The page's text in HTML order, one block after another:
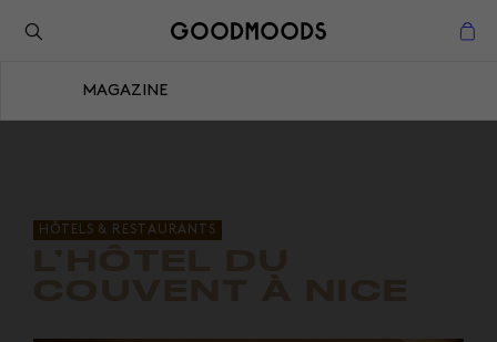
MAGAZINE
HÔTELS & RESTAURANTS
Retour à l'inspiration